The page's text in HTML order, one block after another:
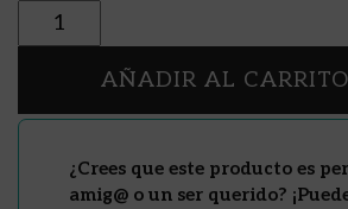
Cantidad
AÑADIR AL CARRITO
¿Crees que este producto es
amig@ o un ser querido?